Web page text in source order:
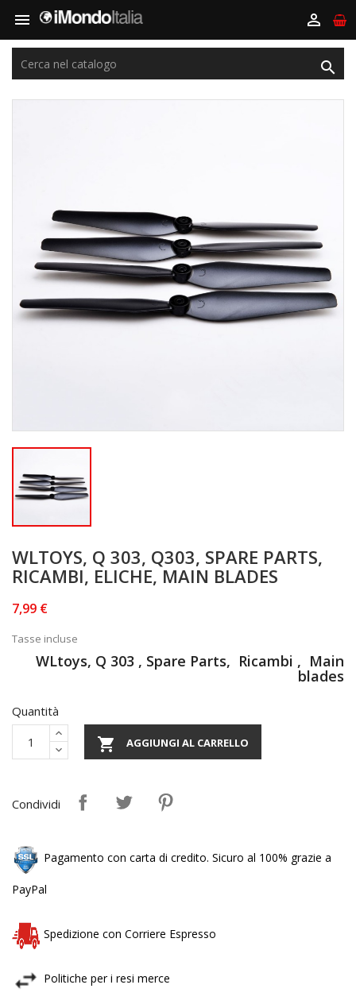
 

WLTOYS, Q 303, Q303, SPARE PARTS,
RICAMBI, ELICHE, MAIN BLADES
7,99 €
Tasse incluse
WLtoys, Q 303 , Spare Parts, Ricambi , Main
blades
Quantità
 AGGIUNGI AL CARRELLO
Condividi
Pagamento con carta di credito. Sicuro al 100% grazie a
PayPal
Spedizione con Corriere Espresso
Politiche per i resi merce